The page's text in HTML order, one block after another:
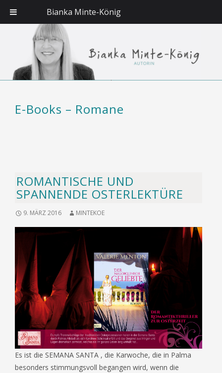
E-Books – Romane
ROMANTISCHE UND
SPANNENDE OSTERLEKTÜRE
9. MÄRZ 2016 MINTEKOE
Es ist die SEMANA SANTA , die Karwoche, die in Palma
besonders stimmungsvoll begangen wird, wenn die
Bianka Minte-König